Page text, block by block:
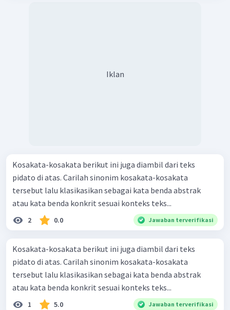
Iklan
Kosakata-kosakata berikut ini juga diambil dari teks
pidato di atas. Carilah sinonim kosakata-kosakata
tersebut lalu klasikasikan sebagai kata benda abstrak
atau kata benda konkrit sesuai konteks teks...
2 0.0 Jawaban terverifikasi
Kosakata-kosakata berikut ini juga diambil dari teks
pidato di atas. Carilah sinonim kosakata-kosakata
tersebut lalu klasikasikan sebagai kata benda abstrak
atau kata benda konkrit sesuai konteks teks...
1 5.0 Jawaban terverifikasi